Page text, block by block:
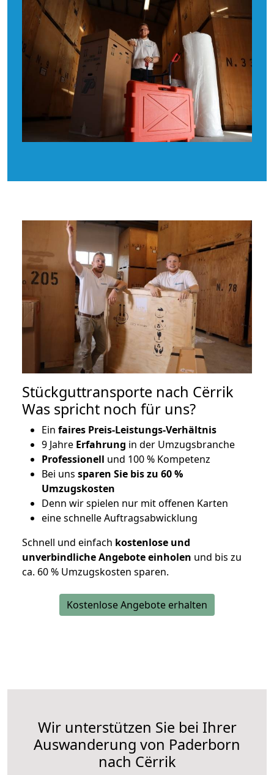
Stückguttransporte nach Cërrik
Was spricht noch für uns?
Ein faires Preis-Leistungs-Verhältnis
9 Jahre Erfahrung in der Umzugsbranche
Professionell und 100 % Kompetenz
Bei uns sparen Sie bis zu 60 %
Umzugskosten
Denn wir spielen nur mit offenen Karten
eine schnelle Auftragsabwicklung
Schnell und einfach kostenlose und
unverbindliche Angebote einholen und bis zu
ca. 60 % Umzugskosten sparen.
Kostenlose Angebote erhalten
Wir unterstützen Sie bei Ihrer
Auswanderung von Paderborn
nach Cërrik